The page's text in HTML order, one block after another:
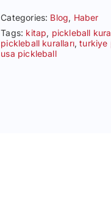
Categories: Blog, Haber
Tags: kitap, pickleball
pickleball kuralları,turkiye
usa pickleball